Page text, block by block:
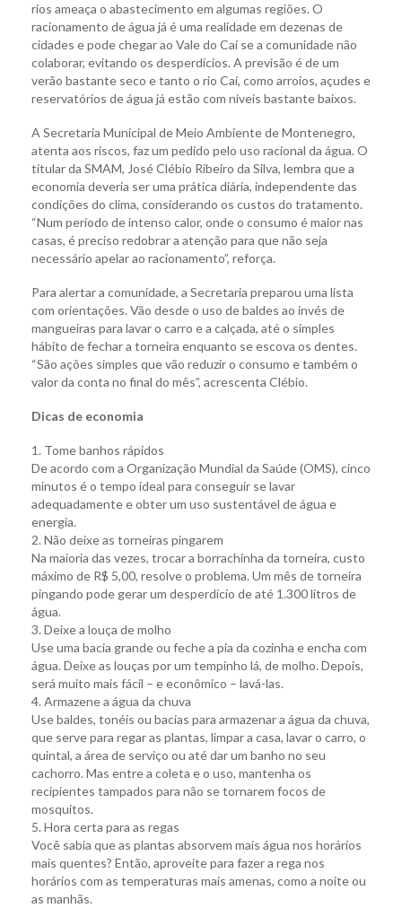
rios ameaça o abastecimento em algumas regiões. O
racionamento de água já é uma realidade em dezenas de
cidades e pode chegar ao Vale do Caí se a comunidade não
colaborar, evitando os desperdícios. A previsão é de um
verão bastante seco e tanto o rio Caí, como arroios, açudes e
reservatórios de água já estão com níveis bastante baixos.
A Secretaria Municipal de Meio Ambiente de Montenegro,
atenta aos riscos, faz um pedido pelo uso racional da água. O
titular da SMAM, José Clébio Ribeiro da Silva, lembra que a
economia deveria ser uma prática diária, independente das
condições do clima, considerando os custos do tratamento.
“Num período de intenso calor, onde o consumo é maior nas
casas, é preciso redobrar a atenção para que não seja
necessário apelar ao racionamento”, reforça.
Para alertar a comunidade, a Secretaria preparou uma lista
com orientações. Vão desde o uso de baldes ao invés de
mangueiras para lavar o carro e a calçada, até o simples
hábito de fechar a torneira enquanto se escova os dentes.
“São ações simples que vão reduzir o consumo e também o
valor da conta no final do mês”, acrescenta Clébio.
Dicas de economia
1. Tome banhos rápidos
De acordo com a Organização Mundial da Saúde (OMS), cinco
minutos é o tempo ideal para conseguir se lavar
adequadamente e obter um uso sustentável de água e
energia.
2. Não deixe as torneiras pingarem
Na maioria das vezes, trocar a borrachinha da torneira, custo
máximo de R$ 5,00, resolve o problema. Um mês de torneira
pingando pode gerar um desperdício de até 1.300 litros de
água.
3. Deixe a louça de molho
Use uma bacia grande ou feche a pia da cozinha e encha com
água. Deixe as louças por um tempinho lá, de molho. Depois,
será muito mais fácil – e econômico – lavá-las.
4. Armazene a água da chuva
Use baldes, tonéis ou bacias para armazenar a água da chuva,
que serve para regar as plantas, limpar a casa, lavar o carro, o
quintal, a área de serviço ou até dar um banho no seu
cachorro. Mas entre a coleta e o uso, mantenha os
recipientes tampados para não se tornarem focos de
mosquitos.
5. Hora certa para as regas
Você sabia que as plantas absorvem mais água nos horários
mais quentes? Então, aproveite para fazer a rega nos
horários com as temperaturas mais amenas, como a noite ou
as manhãs.